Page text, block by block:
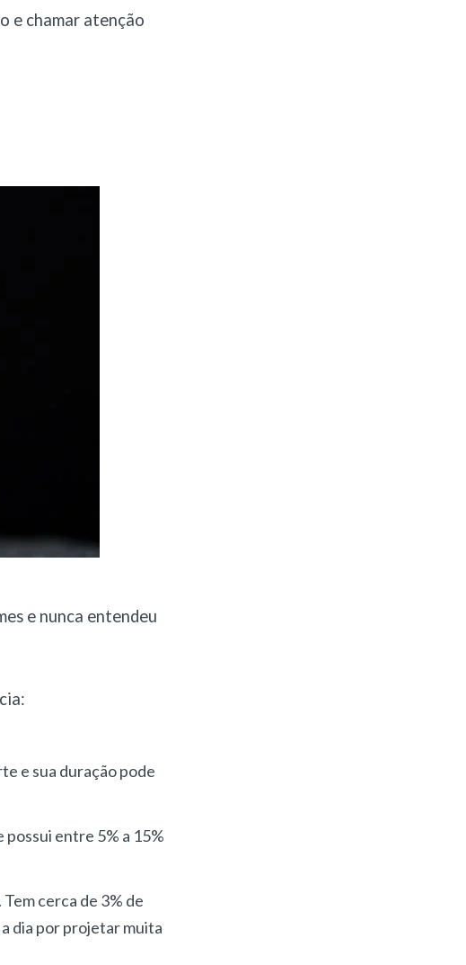
e chamar atenção
e nunca entendeu
e sua duração pode
possui entre 5% a 15%
cerca de 3% de
dia por projetar muita